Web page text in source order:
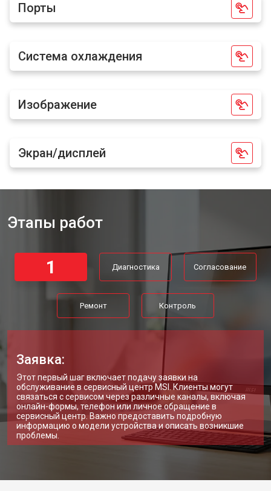
Порты
Система охлаждения
Изображение
Экран/дисплей
Этапы работ
1 Диагностика Согласование
Ремонт Контроль
Заявка:
Этот первый шаг включает подачу заявки на
обслуживание в сервисный центр MSI. Клиенты могут
связаться с сервисом через различные каналы, включая
онлайн-формы, телефон или личное обращение в
сервисный центр. Важно предоставить подробную
информацию о модели устройства и описать возникшие
проблемы.